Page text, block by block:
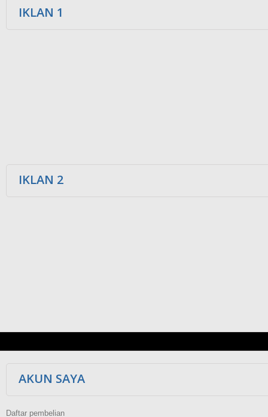
IKLAN 1
IKLAN 2
AKUN SAYA
Daftar pembelian